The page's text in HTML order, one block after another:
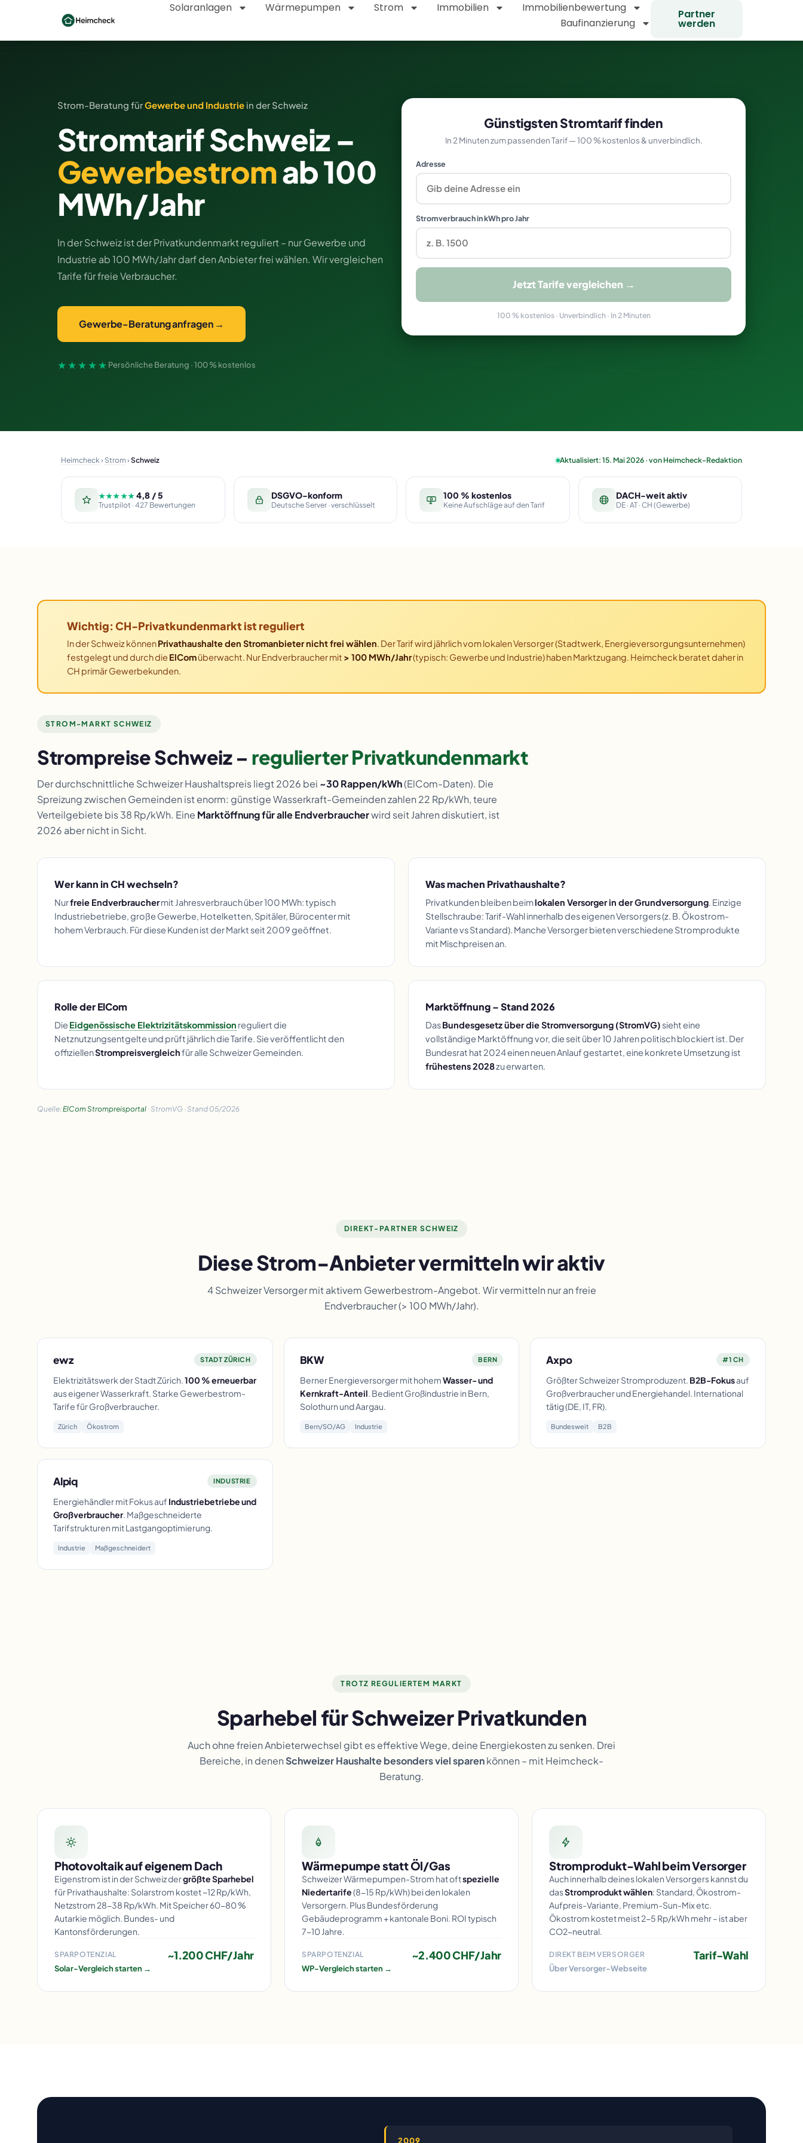
Solaranlagen Wärmepumpen Strom Immobilien
Immobilienbewertung
Baufinanzierung
Partner
werden
Strom-Beratung fürGewerbe und Industrie in der Schweiz
Stromtarif Schweiz –
Gewerbestromab 100
MWh/Jahr
In der Schweiz ist der Privatkundenmarkt reguliert – nur Gewerbe und
Industrie ab 100 MWh/Jahr darf den Anbieter frei wählen. Wir vergleichen
Tarife für freie Verbraucher.
Gewerbe-Beratung anfragen →
★★★★★ Persönliche Beratung · 100 % kostenlos
Günstigsten Stromtarif finden
In 2 Minuten zum passenden Tarif — 100 % kostenlos & unverbindlich.
Adresse
Stromverbrauch in kWh pro Jahr
Jetzt Tarife vergleichen →
100 % kostenlos · Unverbindlich · In 2 Minuten
Heimcheck › Strom › Schweiz Aktualisiert: 15. Mai 2026 · von Heimcheck-Redaktion
★★★★★ 4,8 / 5
Trustpilot · 427 Bewertungen
DSGVO-konform
Deutsche Server · verschlüsselt
100 % kostenlos
Keine Aufschläge auf den Tarif
DACH-weit aktiv
DE · AT · CH (Gewerbe)
Wichtig: CH-Privatkundenmarkt ist reguliert
In der Schweiz könnenPrivathaushalte den Stromanbieter nicht frei wählen. Der Tarif wird jährlich vom lokalen Versorger (Stadtwerk, Energieversorgungsunternehmen)
festgelegt und durch die ElComüberwacht. Nur Endverbraucher mit > 100 MWh/Jahr(typisch: Gewerbe und Industrie) haben Marktzugang. Heimcheck beratet daher in
CH primär Gewerbekunden.
STROM-MARKT SCHWEIZ
Strompreise Schweiz – regulierter Privatkundenmarkt
Der durchschnittliche Schweizer Haushaltspreis liegt 2026 bei ~30 Rappen/kWh(ElCom-Daten). Die
Spreizung zwischen Gemeinden ist enorm: günstige Wasserkraft-Gemeinden zahlen 22 Rp/kWh, teure
Verteilgebiete bis 38 Rp/kWh. Eine Marktöffnung für alle Endverbraucherwird seit Jahren diskutiert, ist
2026 aber nicht in Sicht.
Wer kann in CH wechseln?
Nurfreie Endverbrauchermit Jahresverbrauch über 100 MWh: typisch
Industriebetriebe, große Gewerbe, Hotelketten, Spitäler, Bürocenter mit
hohem Verbrauch. Für diese Kunden ist der Markt seit 2009 geöffnet.
Was machen Privathaushalte?
Privatkunden bleiben beimlokalen Versorger in der Grundversorgung. Einzige
Stellschraube: Tarif-Wahl innerhalb des eigenen Versorgers (z. B. Ökostrom-
Variante vs Standard). Manche Versorger bieten verschiedene Stromprodukte
mit Mischpreisen an.
Rolle der ElCom
Die Eidgenössische Elektrizitätskommission reguliert die
Netznutzungsentgelte und prüft jährlich die Tarife. Sie veröffentlicht den
offiziellenStrompreisvergleichfür alle Schweizer Gemeinden.
Marktöffnung – Stand 2026
DasBundesgesetz über die Stromversorgung (StromVG)sieht eine
vollständige Marktöffnung vor, die seit über 10 Jahren politisch blockiert ist. Der
Bundesrat hat 2024 einen neuen Anlauf gestartet, eine konkrete Umsetzung ist
frühestens 2028zu erwarten.
Quelle:ElCom Strompreisportal · StromVG · Stand 05/2026
DIREKT-PARTNER SCHWEIZ
Diese Strom-Anbieter vermitteln wir aktiv
4 Schweizer Versorger mit aktivem Gewerbestrom-Angebot. Wir vermitteln nur an freie
Endverbraucher (> 100 MWh/Jahr).
ewz STADT ZÜRICH
Elektrizitätswerk der Stadt Zürich.100 % erneuerbar
aus eigener Wasserkraft. Starke Gewerbestrom-
Tarife für Großverbraucher.
Zürich Ökostrom
BKW BERN
Berner Energieversorger mit hohemWasser- und
Kernkraft-Anteil. Bedient Großindustrie in Bern,
Solothurn und Aargau.
Bern/SO/AG Industrie
Axpo #1 CH
Größter Schweizer Stromproduzent. B2B-Fokusauf
Großverbraucher und Energiehandel. International
tätig (DE, IT, FR).
Bundesweit B2B
Alpiq INDUSTRIE
Energiehändler mit Fokus auf Industriebetriebe und
Großverbraucher. Maßgeschneiderte
Tarifstrukturen mit Lastgangoptimierung.
Industrie Maßgeschneidert
TROTZ REGULIERTEM MARKT
Sparhebel für Schweizer Privatkunden
Auch ohne freien Anbieterwechsel gibt es effektive Wege, deine Energiekosten zu senken. Drei
Bereiche, in denen Schweizer Haushalte besonders viel sparenkönnen – mit Heimcheck-
Beratung.
Photovoltaik auf eigenem Dach
Eigenstrom ist in der Schweiz dergrößte Sparhebel
für Privathaushalte: Solarstrom kostet ~12 Rp/kWh,
Netzstrom 28-38 Rp/kWh. Mit Speicher 60-80 %
Autarkie möglich. Bundes- und
Kantonsförderungen.
SPARPOTENZIAL ~1.200 CHF/Jahr
Solar-Vergleich starten →
Wärmepumpe statt Öl/Gas
Schweizer Wärmepumpen-Strom hat oftspezielle
Niedertarife(8-15 Rp/kWh) bei den lokalen
Versorgern. Plus Bundesförderung
Gebäudeprogramm + kantonale Boni. ROI typisch
7-10 Jahre.
SPARPOTENZIAL ~2.400 CHF/Jahr
WP-Vergleich starten →
Stromprodukt-Wahl beim Versorger
Auch innerhalb deines lokalen Versorgers kannst du
dasStromprodukt wählen: Standard, Ökostrom-
Aufpreis-Variante, Premium-Sun-Mix etc.
Ökostrom kostet meist 2-5 Rp/kWh mehr – ist aber
CO2-neutral.
DIREKT BEIM VERSORGER Tarif-Wahl
Über Versorger-Webseite
2009